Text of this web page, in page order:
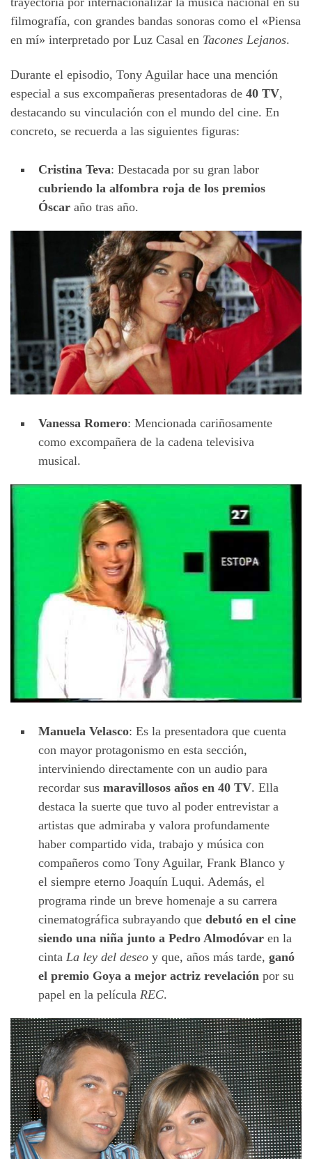
filmografía, con grandes bandas sonoras como el «Piensa
en mí» interpretado por Luz Casal en Tacones Lejanos.
Durante el episodio, Tony Aguilar hace una mención
especial a sus excompañeras presentadoras de 40 TV,
destacando su vinculación con el mundo del cine. En
concreto, se recuerda a las siguientes figuras:
Cristina Teva: Destacada por su gran labor
cubriendo la alfombra roja de los premios
Óscar año tras año.
Vanessa Romero: Mencionada cariñosamente
como excompañera de la cadena televisiva
musical.
Manuela Velasco: Es la presentadora que cuenta
con mayor protagonismo en esta sección,
interviniendo directamente con un audio para
recordar sus maravillosos años en 40 TV. Ella
destaca la suerte que tuvo al poder entrevistar a
artistas que admiraba y valora profundamente
haber compartido vida, trabajo y música con
compañeros como Tony Aguilar, Frank Blanco y
el siempre eterno Joaquín Luqui. Además, el
programa rinde un breve homenaje a su carrera
cinematográfica subrayando que debutó en el cine
siendo una niña junto a Pedro Almodóvar en la
cinta La ley del deseo y que, años más tarde, ganó
el premio Goya a mejor actriz revelación por su
papel en la película REC.